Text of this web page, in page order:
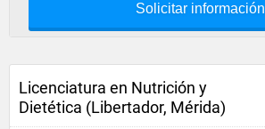
Solicitar información
Licenciatura en Nutrición y
Dietética (Libertador, Mérida)